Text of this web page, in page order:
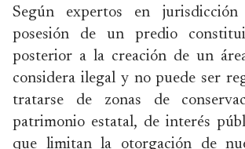
Según expertos en jurisdicción
posesión de un predio
posterior a la creación de un
considera ilegal y no puede ser
tratarse de zonas de
patrimonio estatal, de interés
que limitan la otorgación de